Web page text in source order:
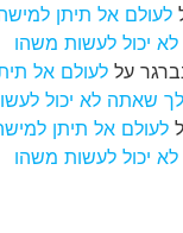
לעולם אל תיתן
יכול לעשות משהו
על לעולם אל
שאתה לא יכול
לעולם אל תיתן
יכול לעשות משהו